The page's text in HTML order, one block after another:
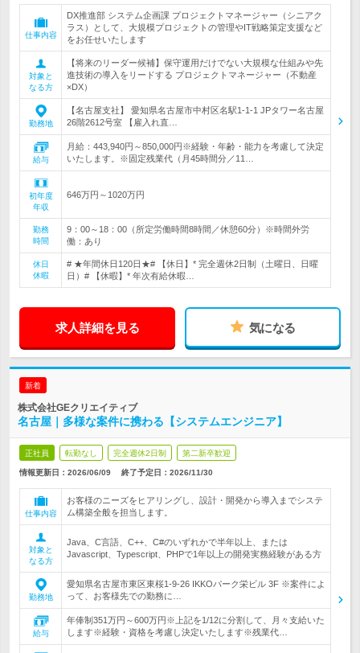
仕事内容
DX推進部 システム企画課 プロジェクトマネージャー（シニアク
ラス）として、大規模プロジェクトの管理やIT戦略策定支援など
をお任せいたします
対象と
なる方
【将来のリーダー候補】保守運用だけでない大規模な仕組みや先
進技術の導入をリードする プロジェクトマネージャー（不動産
×DX）
勤務地
【名古屋支社】 愛知県名古屋市中村区名駅1-1-1 JPタワー名古屋
26階2612号室 【雇入れ直…
給与
月給：443,940円～850,000円※経験・年齢・能力を考慮して決定
いたします。※固定残業代（月45時間分／11…
初年度
年収
646万円～1020万円
勤務
時間
9：00～18：00（所定労働時間8時間／休憩60分）※時間外労
働：あり
休日
休暇
# ★年間休日120日★# 【休日】* 完全週休2日制（土曜日、日曜
日）# 【休暇】* 年次有給休暇…
求人詳細を見る 気になる
新着
株式会社GEクリエイティブ
名古屋｜多様な案件に携わる【システムエンジニア】
正社員 転勤なし 完全週休2日制 第二新卒歓迎
情報更新日：2026/06/09 終了予定日： 2026/11/30
仕事内容
お客様のニーズをヒアリングし、設計・開発から導入までシステ
ム構築全般を担当します。
対象と
なる方
Java、C言語、C++、C#のいずれかで半年以上、または
Javascript、Typescript、PHPで1年以上の開発実務経験がある方
勤務地
愛知県名古屋市東区東桜1-9-26 IKKOパーク栄ビル 3F ※案件によ
って、お客様先での勤務に…
給与
年俸制351万円～600万円※上記を1/12に分割して、月々支給いた
します※経験・資格を考慮し決定いたします※残業代…